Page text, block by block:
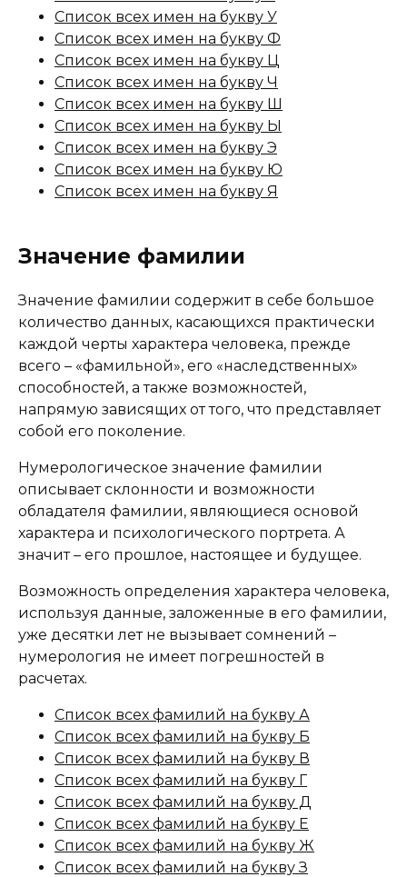
Список всех имен на букву У
Список всех имен на букву Ф
Список всех имен на букву Ц
Список всех имен на букву Ч
Список всех имен на букву Ш
Список всех имен на букву Ы
Список всех имен на букву Э
Список всех имен на букву Ю
Список всех имен на букву Я
Значение фамилии
Значение фамилии содержит в себе большое
количество данных, касающихся практически
каждой черты характера человека, прежде
всего – «фамильной», его «наследственных»
способностей, а также возможностей,
напрямую зависящих от того, что представляет
собой его поколение.
Нумерологическое значение фамилии
описывает склонности и возможности
обладателя фамилии, являющиеся основой
характера и психологического портрета. А
значит – его прошлое, настоящее и будущее.
Возможность определения характера человека,
используя данные, заложенные в его фамилии,
уже десятки лет не вызывает сомнений –
нумерология не имеет погрешностей в
расчетах.
Список всех фамилий на букву А
Список всех фамилий на букву Б
Список всех фамилий на букву В
Список всех фамилий на букву Г
Список всех фамилий на букву Д
Список всех фамилий на букву Е
Список всех фамилий на букву Ж
Список всех фамилий на букву З